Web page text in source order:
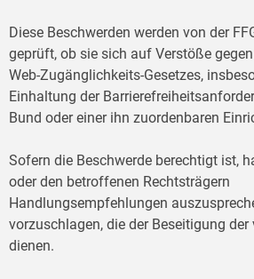
Diese Beschwerden werden von der
geprüft, ob sie sich auf Verstöße
Web-Zugänglichkeits-Gesetzes,
Einhaltung der
Bund oder einer ihn zuordenbaren
Sofern die Beschwerde berechtigt ist,
oder den betroffenen Rechtsträgern
Handlungsempfehlungen
vorzuschlagen, die der Beseitigung der
dienen.